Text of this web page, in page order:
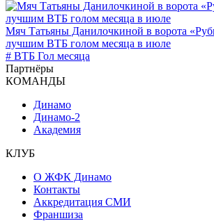
Мяч Татьяны Данилочкиной в ворота
лучшим ВТБ голом месяца в июле
# ВТБ Гол месяца
Партнёры
КОМАНДЫ
Динамо
Динамо-2
Академия
КЛУБ
О ЖФК Динамо
Контакты
Аккредитация СМИ
Франшиза